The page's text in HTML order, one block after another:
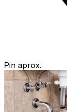
Pin aprox.